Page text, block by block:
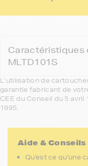
Caractéristiques
MLTD101S
L’utilisation de
garantie fabricant de
CEE du Conseil du 5
1995.
Aide & Conseils
Qu'est ce qu'une